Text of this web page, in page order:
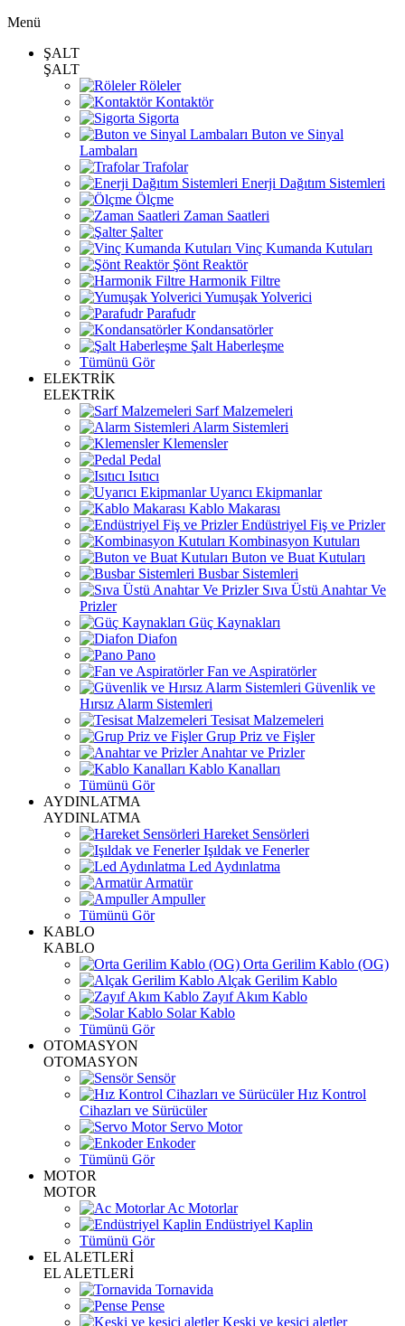
Menü
ŞALT
ŞALT
Röleler
Kontaktör
Sigorta
Buton ve Sinyal
Lambaları
Trafolar
Enerji Dağıtım Sistemleri
Ölçme
Zaman Saatleri
Şalter
Vinç Kumanda Kutuları
Şönt Reaktör
Harmonik Filtre
Yumuşak Yolverici
Parafudr
Kondansatörler
Şalt Haberleşme
Tümünü Gör
ELEKTRİK
ELEKTRİK
Sarf Malzemeleri
Alarm Sistemleri
Klemensler
Pedal
Isıtıcı
Uyarıcı Ekipmanlar
Kablo Makarası
Endüstriyel Fiş ve Prizler
Kombinasyon Kutuları
Buton ve Buat Kutuları
Busbar Sistemleri
Sıva Üstü Anahtar Ve
Prizler
Güç Kaynakları
Diafon
Pano
Fan ve Aspiratörler
Güvenlik ve
Hırsız Alarm Sistemleri
Tesisat Malzemeleri
Grup Priz ve Fişler
Anahtar ve Prizler
Kablo Kanalları
Tümünü Gör
AYDINLATMA
AYDINLATMA
Hareket Sensörleri
Işıldak ve Fenerler
Led Aydınlatma
Armatür
Ampuller
Tümünü Gör
KABLO
KABLO
Orta Gerilim Kablo (OG)
Alçak Gerilim Kablo
Zayıf Akım Kablo
Solar Kablo
Tümünü Gör
OTOMASYON
OTOMASYON
Sensör
Hız Kontrol
Cihazları ve Sürücüler
Servo Motor
Enkoder
Tümünü Gör
MOTOR
MOTOR
Ac Motorlar
Endüstriyel Kaplin
Tümünü Gör
EL ALETLERİ
EL ALETLERİ
Tornavida
Pense
Keski ve kesici aletler